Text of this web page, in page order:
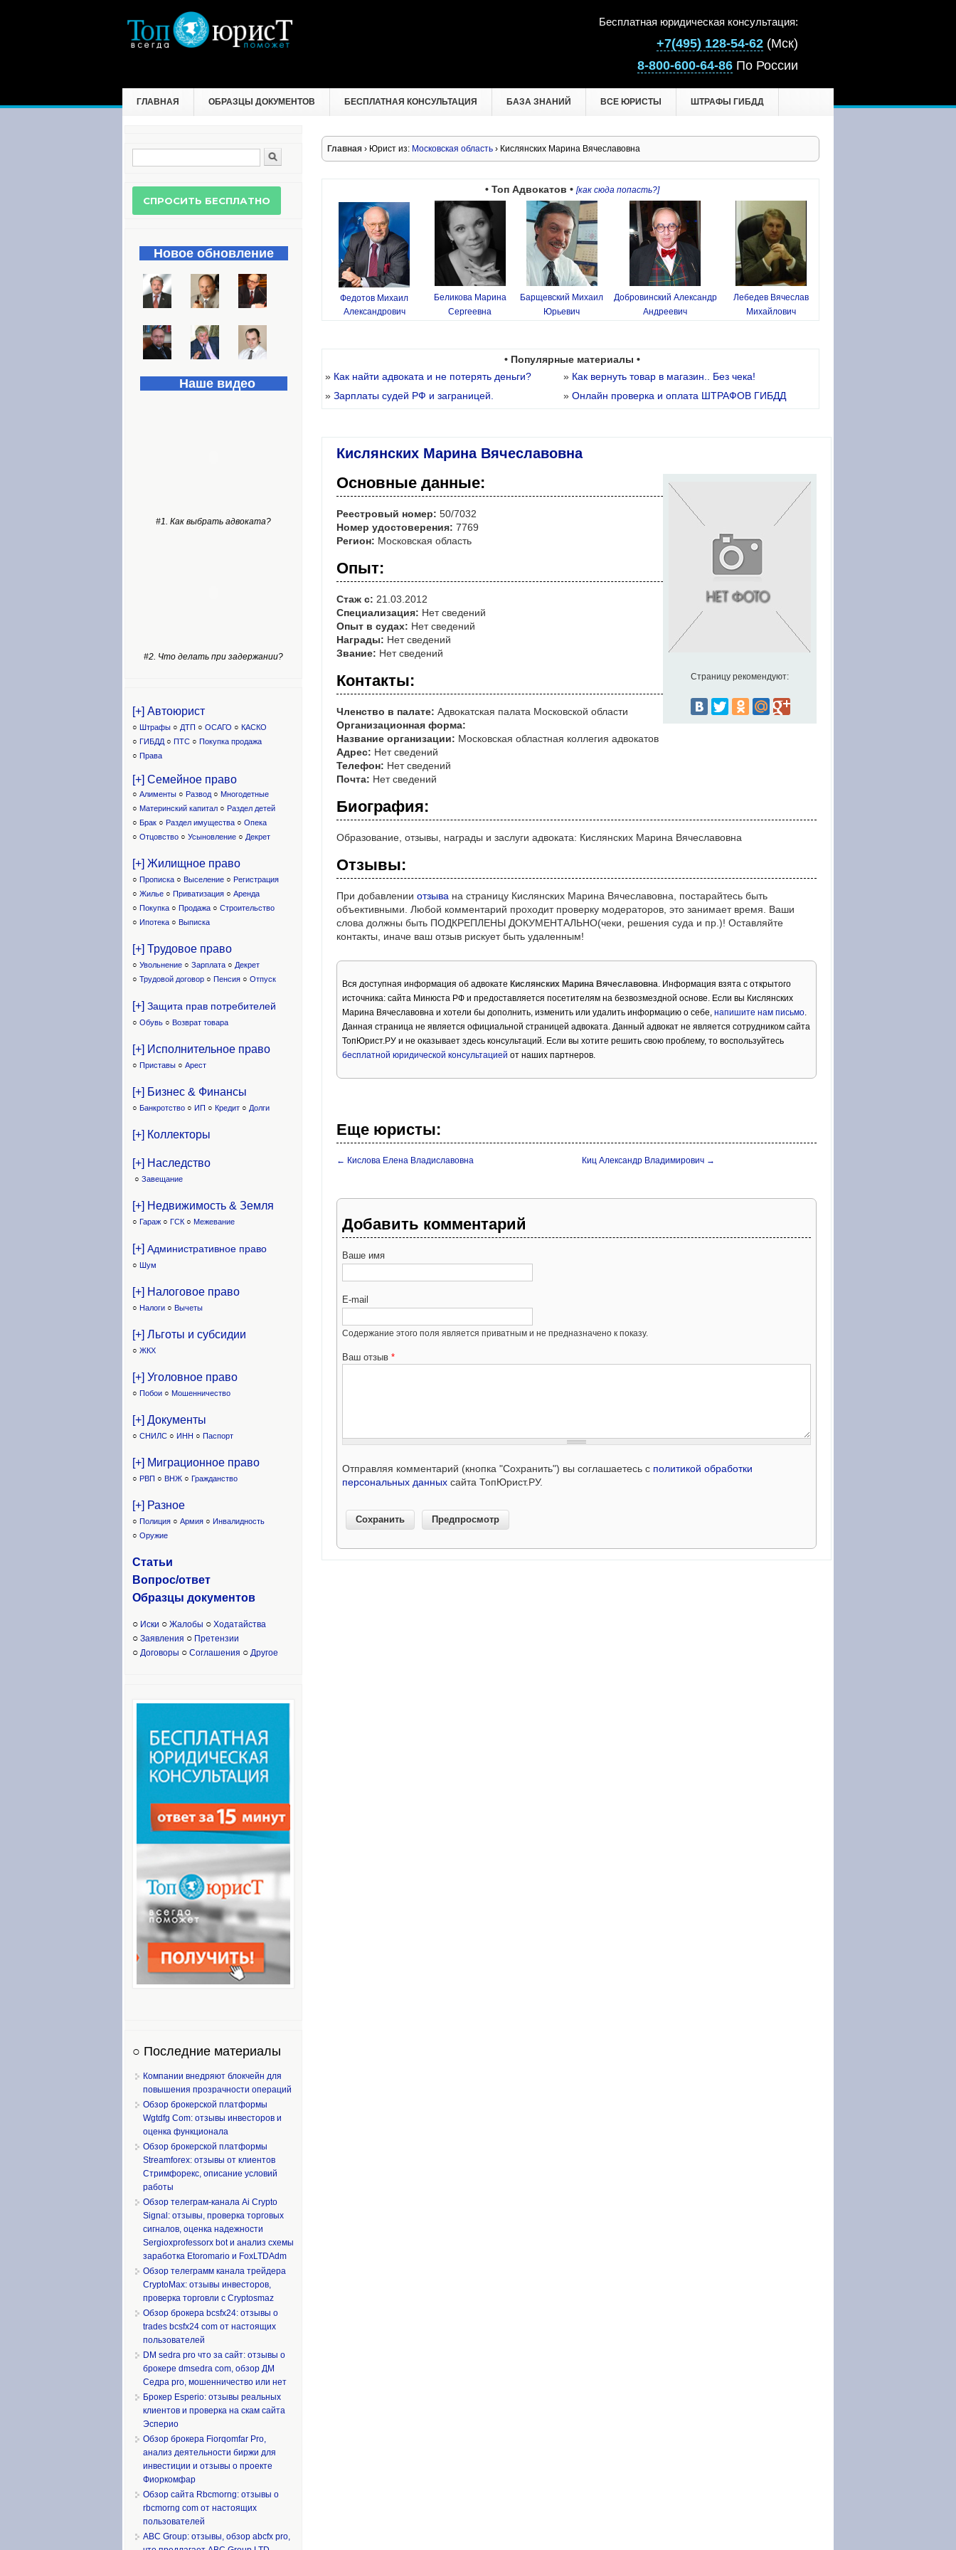
Бесплатная юридическая консультация:
+7(495) 128-54-62 (Мск)
8-800-600-64-86 По России
ГЛАВНАЯ ОБРАЗЦЫ ДОКУМЕНТОВ БЕСПЛАТНАЯ КОНСУЛЬТАЦИЯ БАЗА ЗНАНИЙ ВСЕ ЮРИСТЫ ШТРАФЫ ГИБДД
Главная › Юрист из: Московская область › Кислянских Марина Вячеславовна
• Топ Адвокатов • [как сюда попасть?]
Федотов Михаил
Александрович
Беликова Марина
Сергеевна
Барщевский Михаил
Юрьевич
Добровинский Александр
Андреевич
Лебедев Вячеслав
Михайлович
• Популярные материалы •
» Как найти адвоката и не потерять деньги? » Как вернуть товар в магазин.. Без чека!
» Зарплаты судей РФ и заграницей. » Онлайн проверка и оплата ШТРАФОВ ГИБДД
Кислянских Марина Вячеславовна
Страницу рекомендуют:
Основные данные:
Реестровый номер: 50/7032
Номер удостоверения: 7769
Регион: Московская область
Опыт:
Стаж с: 21.03.2012
Специализация: Нет сведений
Опыт в судах: Нет сведений
Награды: Нет сведений
Звание: Нет сведений
Контакты:
Членство в палате: Адвокатская палата Московской области
Организационная форма:
Название организации: Московская областная коллегия адвокатов
Адрес: Нет сведений
Телефон: Нет сведений
Почта: Нет сведений
Биография:
Образование, отзывы, награды и заслуги адвоката: Кислянских Марина Вячеславовна
Отзывы:
При добавлении отзыва на страницу Кислянских Марина Вячеславовна, постарайтесь быть
объективными. Любой комментарий проходит проверку модераторов, это занимает время. Ваши
слова должны быть ПОДКРЕПЛЕНЫ ДОКУМЕНТАЛЬНО(чеки, решения суда и пр.)! Оставляйте
контакты, иначе ваш отзыв рискует быть удаленным!
Вся доступная информация об адвокате Кислянских Марина Вячеславовна. Информация взята с открытого
источника: сайта Минюста РФ и предоставляется посетителям на безвозмездной основе. Если вы Кислянских
Марина Вячеславовна и хотели бы дополнить, изменить или удалить информацию о себе, напишите нам письмо.
Данная страница не является официальной страницей адвоката. Данный адвокат не является сотрудником сайта
ТопЮрист.РУ и не оказывает здесь консультаций. Если вы хотите решить свою проблему, то воспользуйтесь
бесплатной юридической консультацией от наших партнеров.
Еще юристы:
← Кислова Елена Владиславовна Киц Александр Владимирович →
Добавить комментарий
Ваше имя
E-mail
Содержание этого поля является приватным и не предназначено к показу.
Ваш отзыв *
Отправляя комментарий (кнопка "Сохранить") вы соглашаетесь с политикой обработки
персональных данных сайта ТопЮрист.РУ.
Форма поиска
Новое обновление
Наше видео
#1. Как выбрать адвоката?
#2. Что делать при задержании?
[+] Автоюрист
○ Штрафы ○ ДТП ○ ОСАГО ○ КАСКО
○ ГИБДД ○ ПТС ○ Покупка продажа
○ Права
[+] Семейное право
○ Алименты ○ Развод ○ Многодетные
○ Материнский капитал ○ Раздел детей
○ Брак ○ Раздел имущества ○ Опека
○ Отцовство ○ Усыновление ○ Декрет
[+] Жилищное право
○ Прописка ○ Выселение ○ Регистрация
○ Жилье ○ Приватизация ○ Аренда
○ Покупка ○ Продажа ○ Строительство
○ Ипотека ○ Выписка
[+] Трудовое право
○ Увольнение ○ Зарплата ○ Декрет
○ Трудовой договор ○ Пенсия ○ Отпуск
[+] Защита прав потребителей
○ Обувь ○ Возврат товара
[+] Исполнительное право
○ Приставы ○ Арест
[+] Бизнес & Финансы
○ Банкротство ○ ИП ○ Кредит ○ Долги
[+] Коллекторы
[+] Наследство
○ Завещание
[+] Недвижимость & Земля
○ Гараж ○ ГСК ○ Межевание
[+] Административное право
○ Шум
[+] Налоговое право
○ Налоги ○ Вычеты
[+] Льготы и субсидии
○ ЖКХ
[+] Уголовное право
○ Побои ○ Мошенничество
[+] Документы
○ СНИЛС ○ ИНН ○ Паспорт
[+] Миграционное право
○ РВП ○ ВНЖ ○ Гражданство
[+] Разное
○ Полиция ○ Армия ○ Инвалидность
○ Оружие
Статьи
Вопрос/ответ
Образцы документов
○ Иски ○ Жалобы ○ Ходатайства
○ Заявления ○ Претензии
○ Договоры ○ Соглашения ○ Другое
○ Последние материалы
Компании внедряют блокчейн для
повышения прозрачности операций
Обзор брокерской платформы
Wgtdfg Com: отзывы инвесторов и
оценка функционала
Обзор брокерской платформы
Streamforex: отзывы от клиентов
Стримфорекс, описание условий
работы
Обзор телеграм-канала Ai Crypto
Signal: отзывы, проверка торговых
сигналов, оценка надежности
Sergioxprofessorx bot и анализ схемы
заработка Etoromario и FoxLTDAdm
Обзор телеграмм канала трейдера
CryptoMax: отзывы инвесторов,
проверка торговли с Cryptosmaz
Обзор брокера bcsfx24: отзывы о
trades bcsfx24 com от настоящих
пользователей
DM sedra pro что за сайт: отзывы о
брокере dmsedra com, обзор ДМ
Седра pro, мошенничество или нет
Брокер Esperio: отзывы реальных
клиентов и проверка на скам сайта
Эсперио
Обзор брокера Fiorqomfar Pro,
анализ деятельности биржи для
инвестиции и отзывы о проекте
Фиоркомфар
Обзор сайта Rbcmorng: отзывы о
rbcmorng com от настоящих
пользователей
ABC Group: отзывы, обзор abcfx pro,